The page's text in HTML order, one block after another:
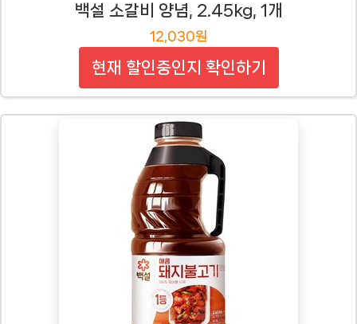
백설 소갈비 양념, 2.45kg, 1개
12,030원
현재 할인중인지 확인하기